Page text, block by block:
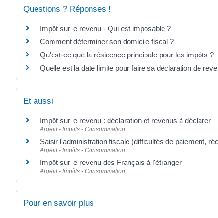
Questions ? Réponses !
Impôt sur le revenu - Qui est imposable ?
Comment déterminer son domicile fiscal ?
Qu'est-ce que la résidence principale pour les impôts ?
Quelle est la date limite pour faire sa déclaration de
Et aussi
Impôt sur le revenu : déclaration et revenus à déclarer
Argent - Impôts - Consommation
Saisir l'administration fiscale (difficultés de paiement,
Argent - Impôts - Consommation
Impôt sur le revenu des Français à l'étranger
Argent - Impôts - Consommation
Pour en savoir plus